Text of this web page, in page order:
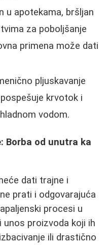
u apotekama, bršljan
za poboljšanje
primena može dati
pljuskavanje
krvotok i
vodom.
Borba od unutra ka
dati trajne i
prati i odgovarajuća
procesi u
proizvoda koji ih
ili drastično